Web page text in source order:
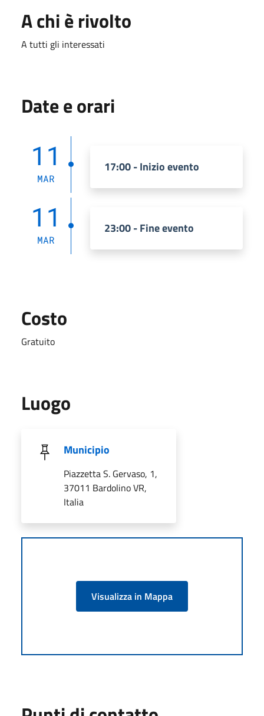
A chi è rivolto
A tutti gli interessati
Date e orari
11
MAR
17:00 - Inizio evento
11
MAR
23:00 - Fine evento
Costo
Gratuito
Luogo
Municipio
Piazzetta S. Gervaso, 1,
37011 Bardolino VR,
Italia
Visualizza in Mappa